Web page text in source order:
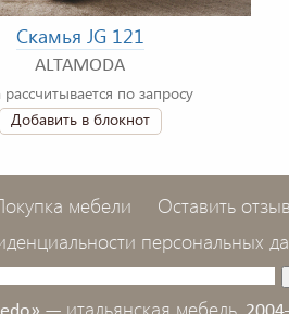
Скамья JG 121
ALTAMODA
по запросу
Добавить в блокнот
мебели
Оставить отзыв
персональных